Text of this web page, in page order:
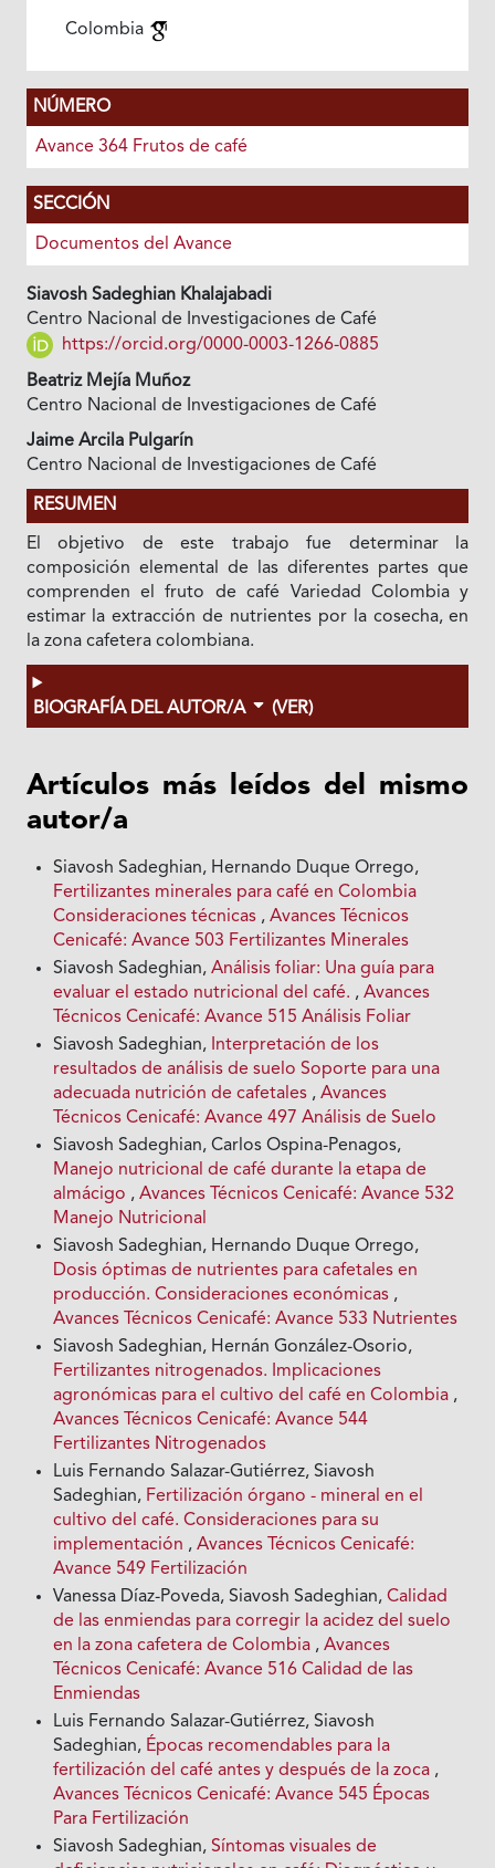
Colombia
NÚMERO
Avance 364 Frutos de café
SECCIÓN
Documentos del Avance
Siavosh Sadeghian Khalajabadi
Centro Nacional de Investigaciones de Café
https://orcid.org/0000-0003-1266-0885
Beatriz Mejía Muñoz
Centro Nacional de Investigaciones de Café
Jaime Arcila Pulgarín
Centro Nacional de Investigaciones de Café
RESUMEN
El objetivo de este trabajo fue determinar la
composición elemental de las diferentes partes que
comprenden el fruto de café Variedad Colombia y
estimar la extracción de nutrientes por la cosecha, en
la zona cafetera colombiana.
BIOGRAFÍA DEL AUTOR/A (VER)
Artículos más leídos del mismo
autor/a
Siavosh Sadeghian, Hernando Duque Orrego,
Fertilizantes minerales para café en Colombia
Consideraciones técnicas ,Avances Técnicos
Cenicafé: Avance 503 Fertilizantes Minerales
Siavosh Sadeghian,Análisis foliar: Una guía para
evaluar el estado nutricional del café. ,Avances
Técnicos Cenicafé: Avance 515 Análisis Foliar
Siavosh Sadeghian, Interpretación de los
resultados de análisis de suelo Soporte para una
adecuada nutrición de cafetales ,Avances
Técnicos Cenicafé: Avance 497 Análisis de Suelo
Siavosh Sadeghian, Carlos Ospina-Penagos,
Manejo nutricional de café durante la etapa de
almácigo ,Avances Técnicos Cenicafé: Avance 532
Manejo Nutricional
Siavosh Sadeghian, Hernando Duque Orrego,
Dosis óptimas de nutrientes para cafetales en
producción. Consideraciones económicas ,
Avances Técnicos Cenicafé: Avance 533 Nutrientes
Siavosh Sadeghian, Hernán González-Osorio,
Fertilizantes nitrogenados. Implicaciones
agronómicas para el cultivo del café en Colombia ,
Avances Técnicos Cenicafé: Avance 544
Fertilizantes Nitrogenados
Luis Fernando Salazar-Gutiérrez, Siavosh
Sadeghian, Fertilización órgano - mineral en el
cultivo del café. Consideraciones para su
implementación ,Avances Técnicos Cenicafé:
Avance 549 Fertilización
Vanessa Díaz-Poveda, Siavosh Sadeghian,Calidad
de las enmiendas para corregir la acidez del suelo
en la zona cafetera de Colombia ,Avances
Técnicos Cenicafé: Avance 516 Calidad de las
Enmiendas
Luis Fernando Salazar-Gutiérrez, Siavosh
Sadeghian, Épocas recomendables para la
fertilización del café antes y después de la zoca ,
Avances Técnicos Cenicafé: Avance 545 Épocas
Para Fertilización
Siavosh Sadeghian,Síntomas visuales de